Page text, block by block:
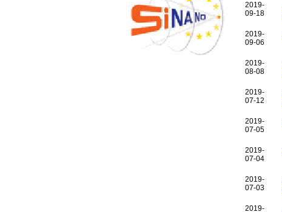
2019-
09-18
2019-
09-06
2019-
08-08
2019-
07-12
2019-
07-05
2019-
07-04
2019-
07-03
2019-